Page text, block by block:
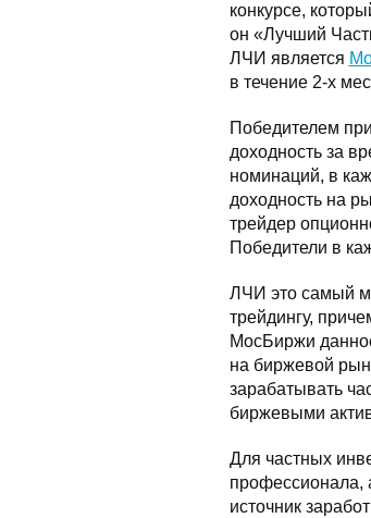
конкурсе,
он «Лучший
ЛЧИ является
в течение 2-х
Победителем
доходность за
номинаций, в
доходность на
трейдер
Победители в
ЛЧИ это самый
трейдингу,
МосБиржи
на биржевой
зарабатывать
биржевыми
Для частных
профессионала,
источник